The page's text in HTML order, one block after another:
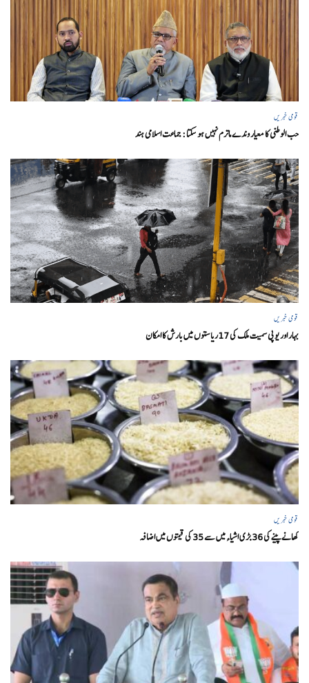
قومی خبریں
حب الوطنی کا معیار وندے ماترم نہیں ہو سکتا : جماعت اسلامی ہند
قومی خبریں
بہار اور یو پی سمیت ملک کی 17ریاستوں میں بارش کا امکان
قومی خبریں
کھانے پینے کی 36 بڑی اشیاء میں سے 35 کی قیمتوں میں اضافہ